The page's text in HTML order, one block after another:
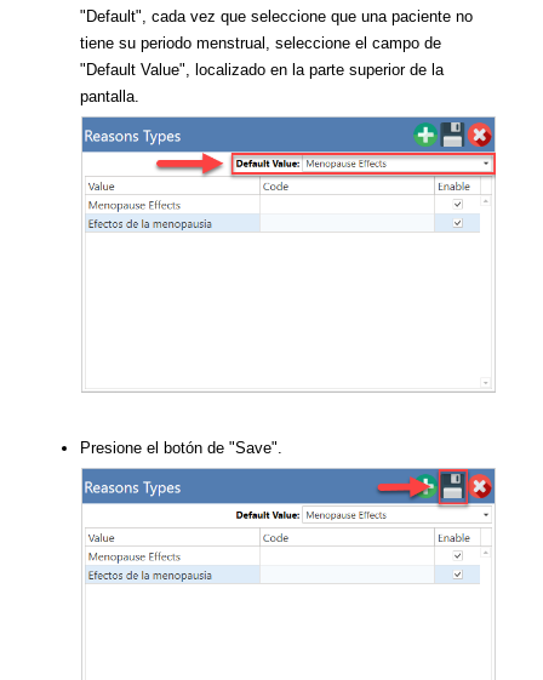
"Default", cada vez que seleccione que una paciente no
tiene su periodo menstrual, seleccione el campo de
"Default Value", localizado en la parte superior de la
pantalla.
Presione el botón de "Save".